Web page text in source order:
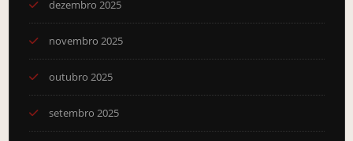
dezembro 2025
novembro 2025
outubro 2025
setembro 2025